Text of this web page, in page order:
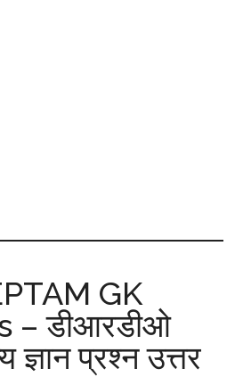
GK
– डीआरडीओ
ज्ञान प्रश्न उत्तर